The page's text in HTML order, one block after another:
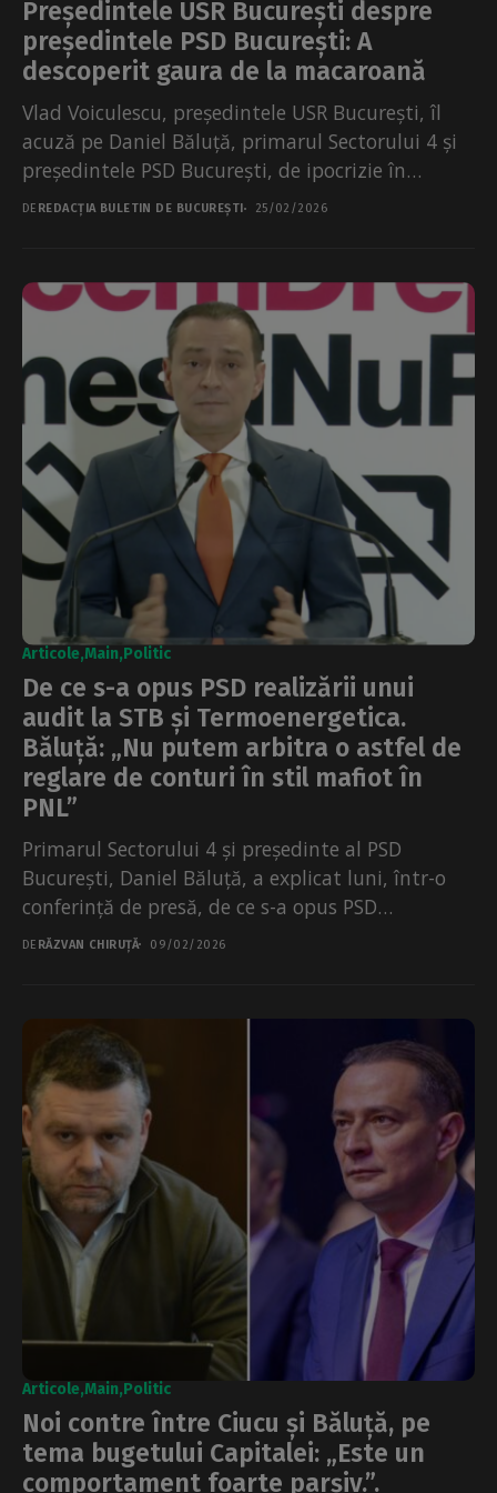
Președintele USR București despre
președintele PSD București: A
descoperit gaura de la macaroană
Vlad Voiculescu, președintele USR București, îl
acuză pe Daniel Băluță, primarul Sectorului 4 și
președintele PSD București, de ipocrizie în
chestiunea termoficării. Reacția...
DE REDACȚIA BULETIN DE BUCUREȘTI 25/02/2026
Articole Main Politic
De ce s-a opus PSD realizării unui
audit la STB și Termoenergetica.
Băluță: „Nu putem arbitra o astfel de
reglare de conturi în stil mafiot în
PNL”
Primarul Sectorului 4 și președinte al PSD
București, Daniel Băluță, a explicat luni, într-o
conferință de presă, de ce s-a opus PSD
auditelor...
DE RĂZVAN CHIRUȚĂ 09/02/2026
Articole Main Politic
Noi contre între Ciucu și Băluță, pe
tema bugetului Capitalei: „Este un
comportament foarte parșiv.”.